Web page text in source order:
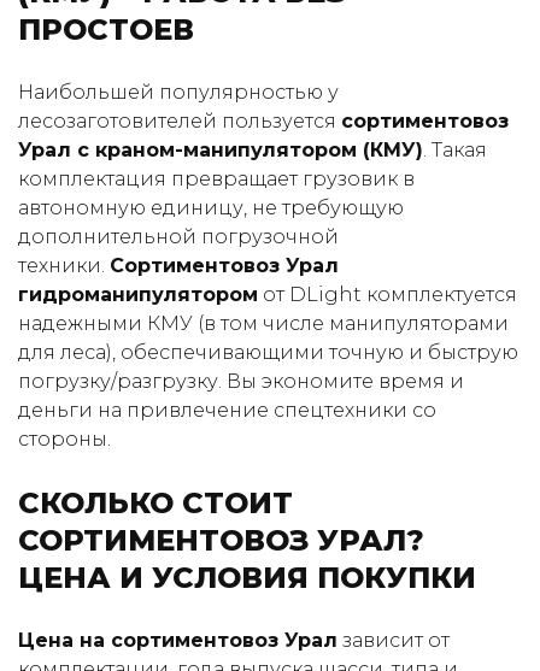
ПРОСТОЕВ
Наибольшей популярностью у
лесозаготовителей пользуется сортиментовоз
Урал с краном-манипулятором (КМУ). Такая
комплектация превращает грузовик в
автономную единицу, не требующую
дополнительной погрузочной
техники. Сортиментовоз Урал
гидроманипулятором от DLight комплектуется
надежными КМУ (в том числе манипуляторами
для леса), обеспечивающими точную и быструю
погрузку/разгрузку. Вы экономите время и
деньги на привлечение спецтехники со
стороны.
СКОЛЬКО СТОИТ
СОРТИМЕНТОВОЗ УРАЛ?
ЦЕНА И УСЛОВИЯ ПОКУПКИ
Цена на сортиментовоз Урал зависит от